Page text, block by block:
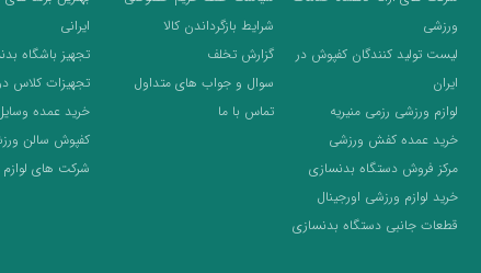
ورزشی
لیست تولید کنندگان کفپوش در
ایران
لوازم ورزشی رزمی منیریه
خرید عمده کفش ورزشی
مرکز فروش دستگاه بدنسازی
خرید لوازم ورزشی اورجینال
قطعات جانبی دستگاه بدنسازی
شرایط بازگرداندن کالا
گزارش تخلف
سوال و جواب های متداول
تماس با ما
ایرانی
تجهیز باشگاه
تجهیزات کلاس
خرید عمده
کفپوش سالن
شرکت های